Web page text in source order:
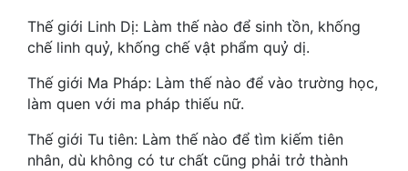
Thanh Xuân
Tiên Hiệp
Tiểu Thuyết
Thế giới Linh Dị: Làm thế nào để sinh tồn, khống
chế linh quỷ, khống chế vật phẩm quỷ dị.
Thế giới Ma Pháp: Làm thế nào để vào trường học,
làm quen với ma pháp thiếu nữ.
Thế giới Tu tiên: Làm thế nào để tìm kiếm tiên
nhân, dù không có tư chất cũng phải trở thành